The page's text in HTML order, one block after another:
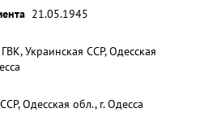
21.05.1945
Украинская ССР, Одесская
Одесская обл., г. Одесса